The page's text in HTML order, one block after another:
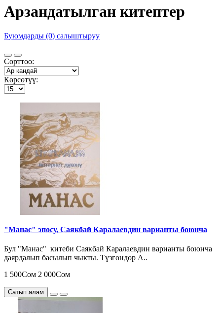
Арзандатылган китептер
Буюмдарды (0) салыштыруу
Сорттоо:
Көрсөтүү:
"Манас" эпосу, Саякбай Каралаевдин варианты боюнча
Бул "Манас" китеби Саякбай Каралаевдин варианты боюнча
даярдалып басылып чыкты. Түзгөндөр А..
1 500Сом 2 000Сом
Сатып алам